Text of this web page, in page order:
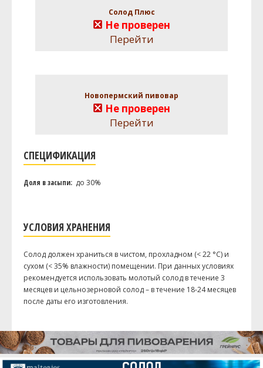
Солод Плюс
Не проверен
Перейти
Новопермский пивовар
Не проверен
Перейти
СПЕЦИФИКАЦИЯ
Доля в засыпи: до 30%
УСЛОВИЯ ХРАНЕНИЯ
Солод должен храниться в чистом, прохладном (< 22 °C) и
сухом (< 35% влажности) помещении. При данных условиях
рекомендуется использовать молотый солод в течение 3
месяцев и цельнозерновой солод – в течение 18-24 месяцев
после даты его изготовления.